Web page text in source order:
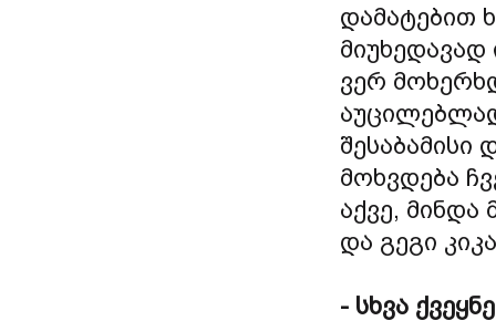
დამატებით
ვერ
მოხვდება
აქვე,
და გეგი
- სხვა